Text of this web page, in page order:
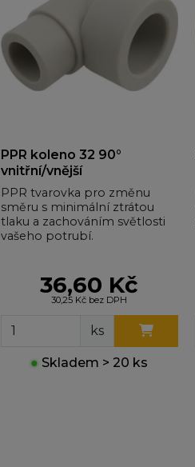
PPR koleno 32 90°
vnitřní/vnější
PPR tvarovka pro změnu
směru s minimální ztrátou
tlaku a zachováním světlosti
vašeho potrubí.
36,60 Kč
30,25 Kč bez DPH
ks
● Skladem > 20 ks